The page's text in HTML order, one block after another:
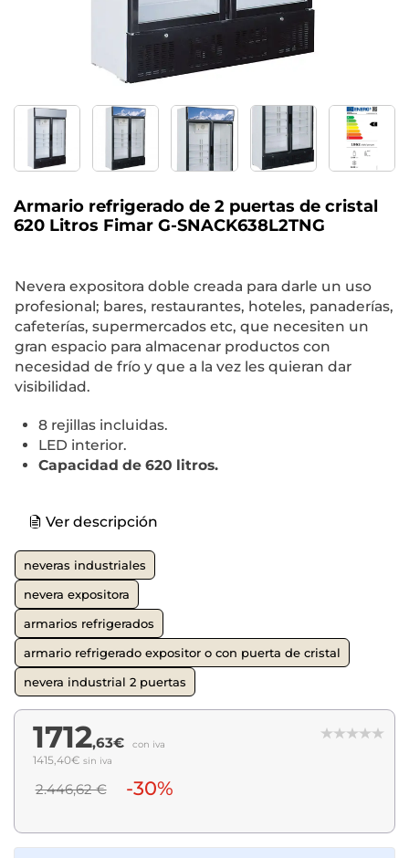
Armario refrigerado de 2 puertas de cristal
620 Litros Fimar G-SNACK638L2TNG
Nevera expositora doble creada para darle un uso
profesional; bares, restaurantes, hoteles, panaderías,
cafeterías, supermercados etc, que necesiten un
gran espacio para almacenar productos con
necesidad de frío y que a la vez les quieran dar
visibilidad.
8 rejillas incluidas.
LED interior.
Capacidad de 620 litros.
Ver descripción
neveras industriales
nevera expositora
armarios refrigerados
armario refrigerado expositor o con puerta de cristal
nevera industrial 2 puertas
1712,63€ con iva
1415,40€ sin iva
2.446,62 € -30%